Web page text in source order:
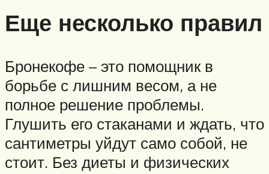
Еще несколько правил
Бронекофе – это помощник в
борьбе с лишним весом, а не
полное решение проблемы.
Глушить его стаканами и ждать, что
сантиметры уйдут само собой, не
стоит. Без диеты и физических